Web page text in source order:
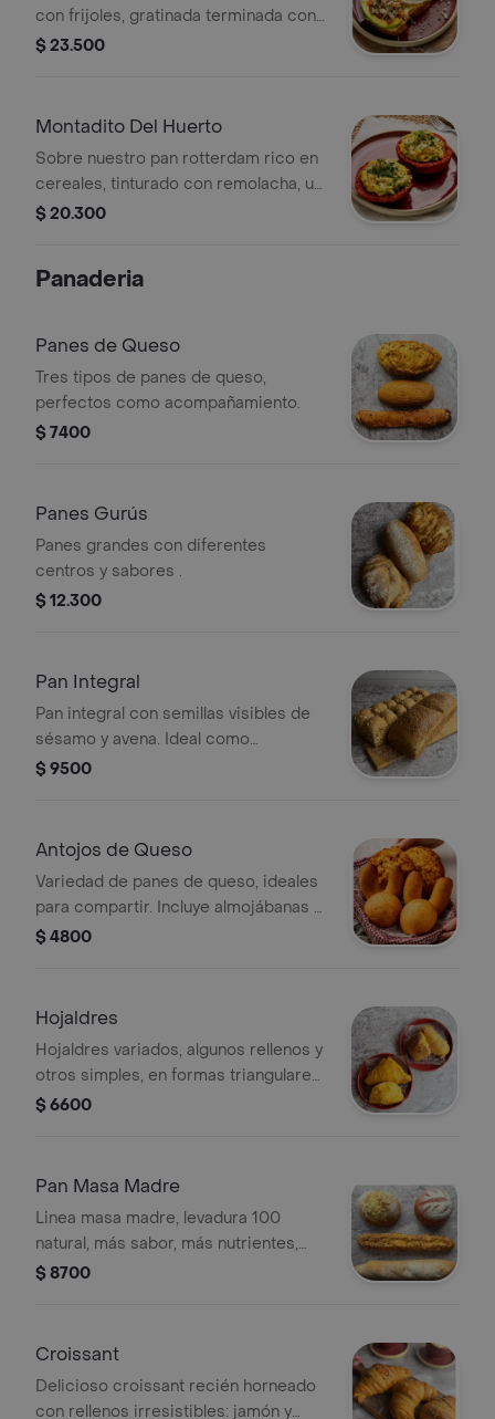
con frijoles, gratinada terminada con
huevo al horno aguacate, pico de gallo
$ 23.500
Montadito Del Huerto
Sobre nuestro pan rotterdam rico en
cereales, tinturado con remolacha, un
delicioso puré de aguacate con
$ 20.300
Panaderia
Panes de Queso
Tres tipos de panes de queso,
perfectos como acompañamiento.
$ 7400
Panes Gurús
Panes grandes con diferentes
centros y sabores .
$ 12.300
Pan Integral
Pan integral con semillas visibles de
sésamo y avena. Ideal como
acompañamiento.
$ 9500
Antojos de Queso
Variedad de panes de queso, ideales
para compartir. Incluye almojábanas y
pandebonos.
$ 4800
Hojaldres
Hojaldres variados, algunos rellenos y
otros simples, en formas triangulares
y rectangulares.
$ 6600
Pan Masa Madre
Linea masa madre, levadura 100
natural, más sabor, más nutrientes,
corteza crujiente y miga suave
$ 8700
Croissant
Delicioso croissant recién horneado
con rellenos irresistibles: jamón y